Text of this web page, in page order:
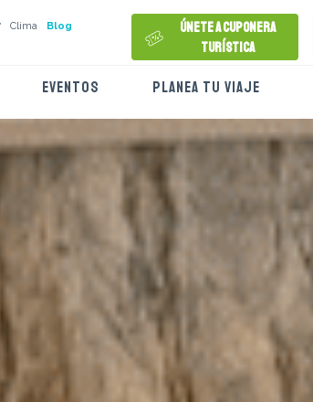
Clima Blog
Únete a Cuponera
Turística
EVENTOS PLANEA TU VIAJE